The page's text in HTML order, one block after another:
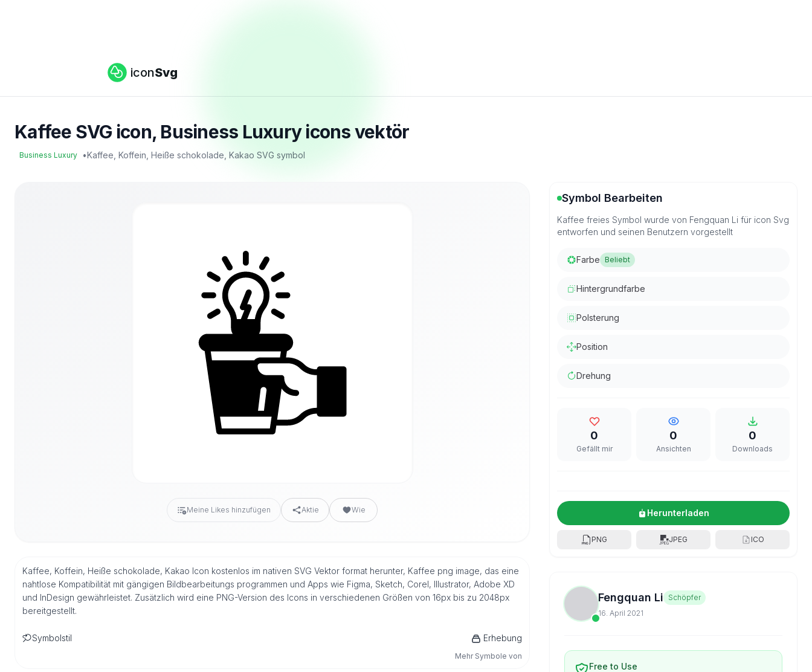
iconSvg
Kaffee SVG icon, Business Luxury icons vektör
Business Luxury •Kaffee, Koffein, Heiße schokolade, Kakao SVG symbol
Meine Likes hinzufügen Aktie Wie
Kaffee, Koffein, Heiße schokolade, Kakao Icon kostenlos im nativen SVG Vektor format herunter, Kaffee png image, das eine
nahtlose Kompatibilität mit gängigen Bildbearbeitungs programmen und Apps wie Figma, Sketch, Corel, Illustrator, Adobe XD
und InDesign gewährleistet. Zusätzlich wird eine PNG-Version des Icons in verschiedenen Größen von 16px bis zu 2048px
bereitgestellt.
Symbolstil Erhebung
Mehr Symbole von
Symbol Bearbeiten
Kaffee freies Symbol wurde von Fengquan Li für icon Svg
entworfen und seinen Benutzern vorgestellt
Farbe Beliebt
Hintergrundfarbe
Polsterung
Position
Drehung
0
Gefällt mir
0
Ansichten
0
Downloads
Herunterladen
PNG JPEG ICO
Fengquan Li Schöpfer
16. April 2021
Free to Use